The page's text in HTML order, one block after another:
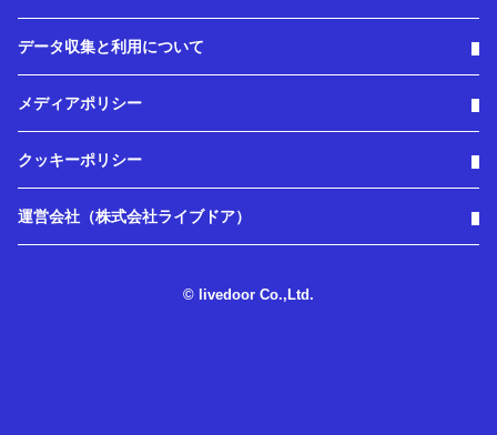
データ収集と利用について
メディアポリシー
クッキーポリシー
運営会社（株式会社ライブドア）
© livedoor Co.,Ltd.